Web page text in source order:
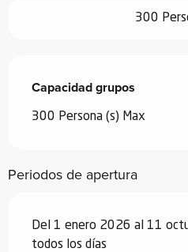
300
Capacidad grupos
Capacidad grupos
300 Persona (s) Max
Periodos de apertura
Del 1 enero 2026 al 11
todos los días